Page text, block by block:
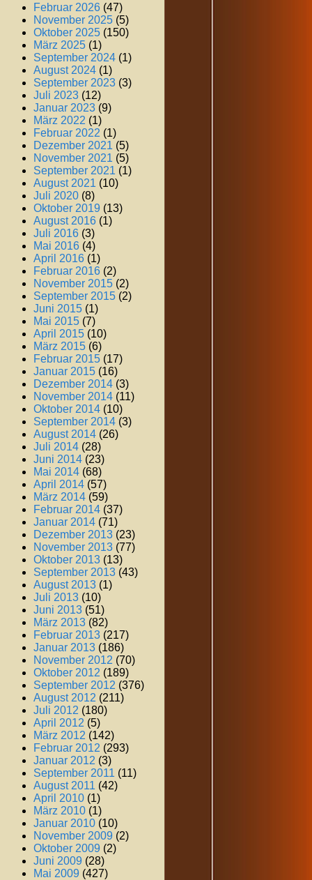
Februar 2026 (47)
November 2025 (5)
Oktober 2025 (150)
März 2025 (1)
September 2024 (1)
August 2024 (1)
September 2023 (3)
Juli 2023 (12)
Januar 2023 (9)
März 2022 (1)
Februar 2022 (1)
Dezember 2021 (5)
November 2021 (5)
September 2021 (1)
August 2021 (10)
Juli 2020 (8)
Oktober 2019 (13)
August 2016 (1)
Juli 2016 (3)
Mai 2016 (4)
April 2016 (1)
Februar 2016 (2)
November 2015 (2)
September 2015 (2)
Juni 2015 (1)
Mai 2015 (7)
April 2015 (10)
März 2015 (6)
Februar 2015 (17)
Januar 2015 (16)
Dezember 2014 (3)
November 2014 (11)
Oktober 2014 (10)
September 2014 (3)
August 2014 (26)
Juli 2014 (28)
Juni 2014 (23)
Mai 2014 (68)
April 2014 (57)
März 2014 (59)
Februar 2014 (37)
Januar 2014 (71)
Dezember 2013 (23)
November 2013 (77)
Oktober 2013 (13)
September 2013 (43)
August 2013 (1)
Juli 2013 (10)
Juni 2013 (51)
März 2013 (82)
Februar 2013 (217)
Januar 2013 (186)
November 2012 (70)
Oktober 2012 (189)
September 2012 (376)
August 2012 (211)
Juli 2012 (180)
April 2012 (5)
März 2012 (142)
Februar 2012 (293)
Januar 2012 (3)
September 2011 (11)
August 2011 (42)
April 2010 (1)
März 2010 (1)
Januar 2010 (10)
November 2009 (2)
Oktober 2009 (2)
Juni 2009 (28)
Mai 2009 (427)